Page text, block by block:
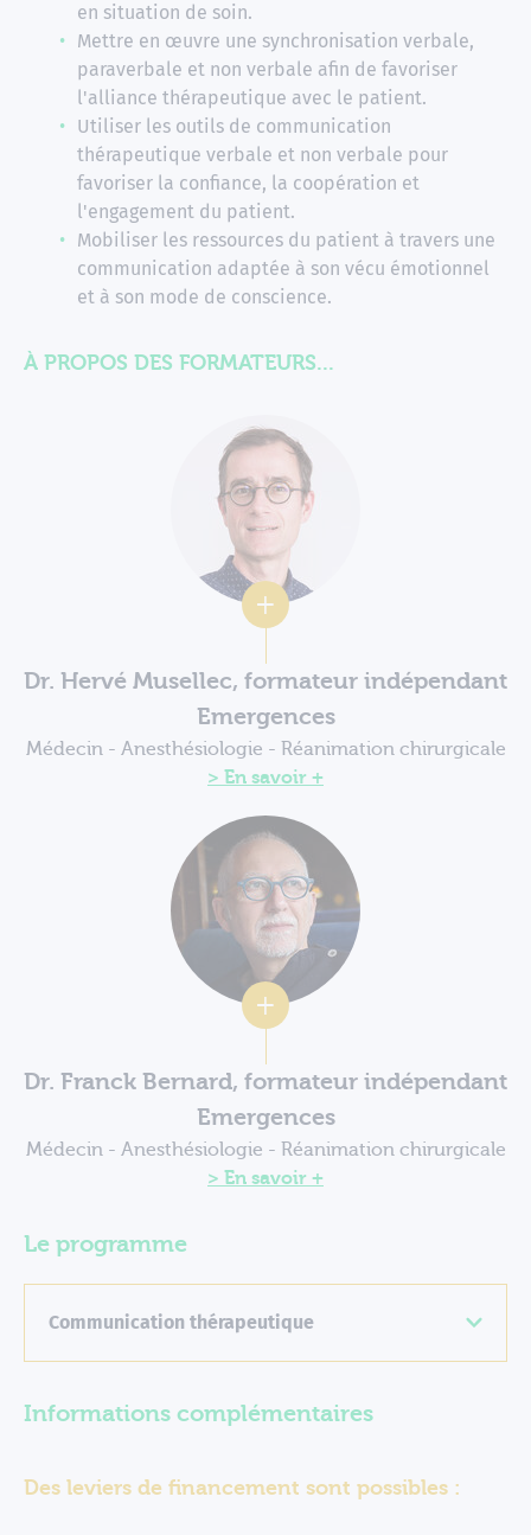
en situation de soin.
Mettre en œuvre une synchronisation verbale,
paraverbale et non verbale afin de favoriser
l'alliance thérapeutique avec le patient.
Utiliser les outils de communication
thérapeutique verbale et non verbale pour
favoriser la confiance, la coopération et
l'engagement du patient.
Mobiliser les ressources du patient à travers une
communication adaptée à son vécu émotionnel
et à son mode de conscience.
À PROPOS DES FORMATEURS...
Dr. Hervé Musellec, formateur indépendant
Emergences
Médecin - Anesthésiologie - Réanimation chirurgicale
En savoir +
Dr. Franck Bernard, formateur indépendant
Emergences
Médecin - Anesthésiologie - Réanimation chirurgicale
En savoir +
Le programme
Communication thérapeutique
Informations complémentaires
Des leviers de financement sont possibles :